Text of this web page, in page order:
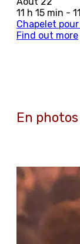
11 h 15 min -
Chapelet
Find out more
En photos